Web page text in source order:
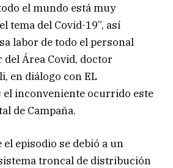
el mundo está muy
tema del Covid-19”, así
labor de todo el personal
Área Covid, doctor
en diálogo con EL
el inconveniente ocurrido este
de Campaña.
el episodio se debió a un
troncal de distribución